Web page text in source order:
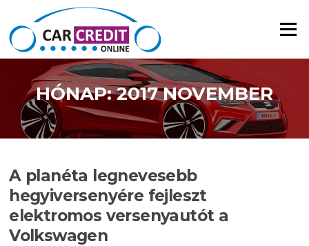
Ugrás a tartalomra
Menü
HÓNAP: 2017 NOVEMBER
A planéta legnevesebb
hegyiversenyére fejleszt
elektromos versenyautót a
Volkswagen